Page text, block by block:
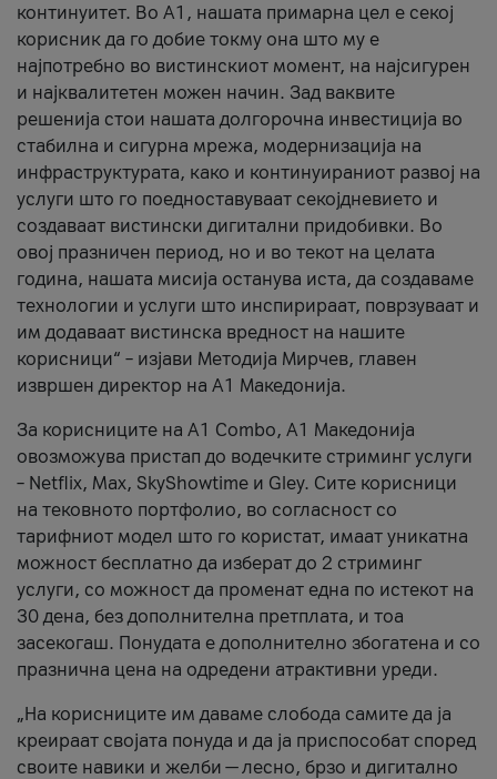
континуитет. Во А1, нашата примарна цел е секој
корисник да го добие токму она што му е
најпотребно во вистинскиот момент, на најсигурен
и најквалитетен можен начин. Зад ваквите
решенија стои нашата долгорочна инвестиција во
стабилна и сигурна мрежа, модернизација на
инфраструктурата, како и континуираниот развој на
услуги што го поедноставуваат секојдневието и
создаваат вистински дигитални придобивки. Во
овој празничен период, но и во текот на целата
година, нашата мисија останува иста, да создаваме
технологии и услуги што инспирираат, поврзуваат и
им додаваат вистинска вредност на нашите
корисници“ – изјави Методија Мирчев, главен
извршен директор на А1 Македонија.
За корисниците на A1 Combo, А1 Македонија
овозможува пристап до водечките стриминг услуги
– Netflix, Max, SkyShowtime и Gley. Сите корисници
на тековното портфолио, во согласност со
тарифниот модел што го користат, имаат уникатна
можност бесплатно да изберат до 2 стриминг
услуги, со можност да променат една по истекот на
30 дена, без дополнителна претплата, и тоа
засекогаш. Понудата е дополнително збогатена и со
празнична цена на одредени атрактивни уреди.
„На корисниците им даваме слобода самите да ја
креираат својата понуда и да ја приспособат според
своите навики и желби — лесно, брзо и дигитално